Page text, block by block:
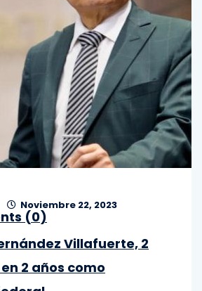
Noviembre 22, 2023
(0)
Villafuerte, 2
2 años como